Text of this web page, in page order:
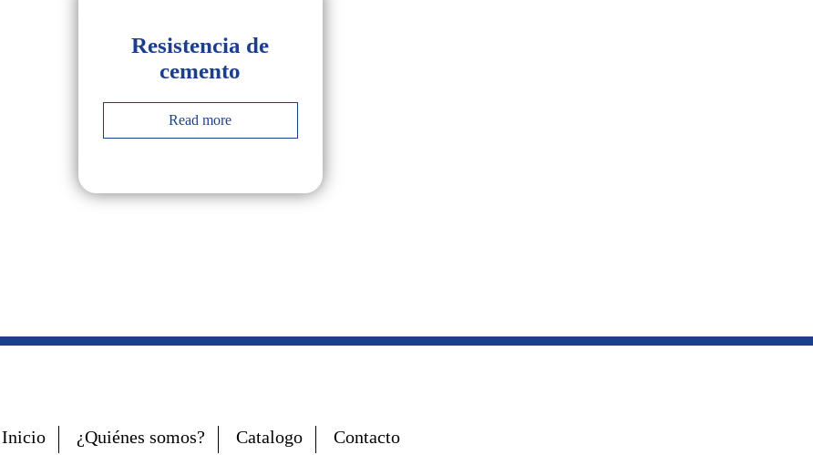
Resistencia de
cemento
Read more
Inicio ¿Quiénes somos? Catalogo Contacto